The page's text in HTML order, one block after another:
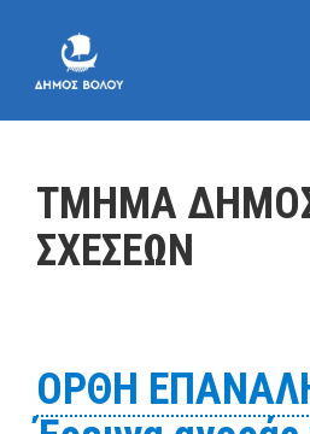
ΤΜΗΜΑ
ΣΧΕΣΕΩΝ
ΟΡΘΗ